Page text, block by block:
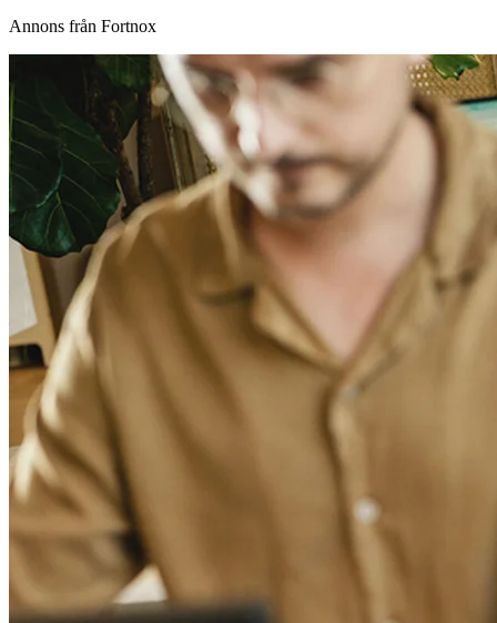
Annons från Fortnox